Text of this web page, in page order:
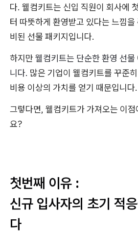
다. 웰컴키트는 신입 직원이 회사에
터 따뜻하게 환영받고 있다는 느낌
비된 선물 패키지입니다.
하지만 웰컴키트는 단순한 환영 선
니다. 많은 기업이 웰컴키트를 꾸준
비용 이상의 가치를 얻기 때문입니다.
그렇다면, 웰컴키트가 가져오는 이
요?
첫번째 이유 :
신규 입사자의 초기 적
다